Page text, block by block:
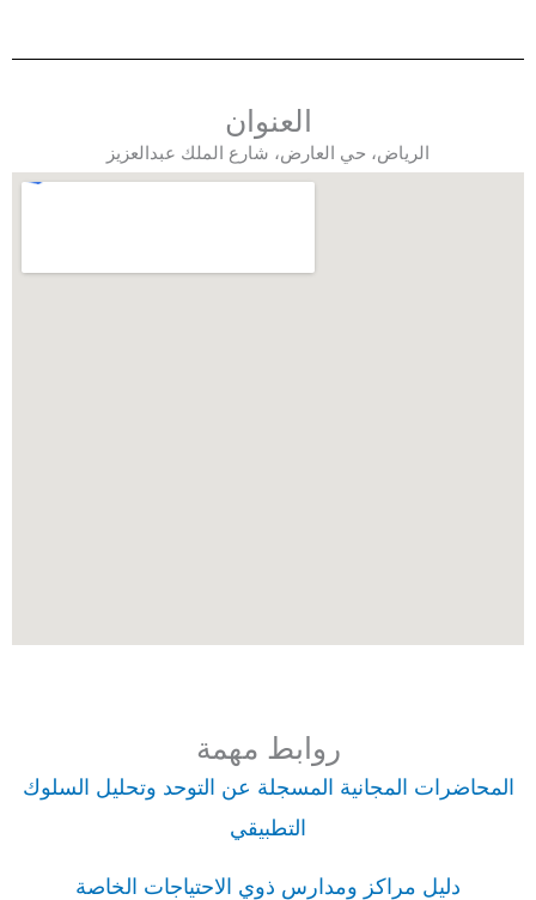
العنوان
الرياض، حي العارض، شارع الملك عبدالعزيز
روابط مهمة
المحاضرات المجانية المسجلة عن التوحد وتحليل السلوك
التطبيقي
دليل مراكز ومدارس ذوي الاحتياجات الخاصة